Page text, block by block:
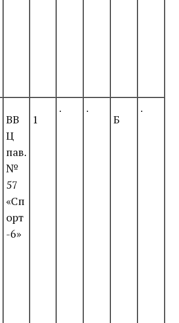
ВВ
Ц
пав.
№
57
«Сп
орт
-6»
1
. .
Б
.